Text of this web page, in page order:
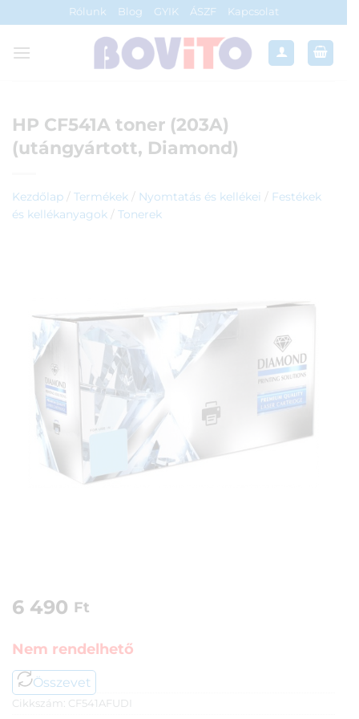
to
content
Rólunk Blog GYIK ÁSZF Kapcsolat
HP CF541A toner (203A)
(utángyártott, Diamond)
Kezdőlap / Termékek / Nyomtatás és kellékei / Festékek
és kellékanyagok / Tonerek
6 490 Ft
Nem rendelhető
Összevet
Cikkszám: CF541AFUDI